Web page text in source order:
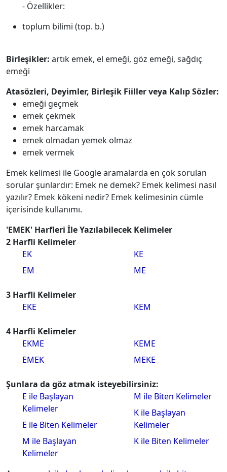
- Özellikler:
toplum bilimi (top. b.)
Birleşikler: artık emek, el emeği, göz emeği, sağdıç
emeği
Atasözleri, Deyimler, Birleşik Fiiller veya Kalıp Sözler:
emeği geçmek
emek çekmek
emek harcamak
emek olmadan yemek olmaz
emek vermek
Emek kelimesi ile Google aramalarda en çok sorulan
sorular şunlardır: Emek ne demek? Emek kelimesi nasıl
yazılır? Emek kökeni nedir? Emek kelimesinin cümle
içerisinde kullanımı.
'EMEK' Harfleri İle Yazılabilecek Kelimeler
2 Harfli Kelimeler
EK
EM
KE
ME
3 Harfli Kelimeler
EKE
KEM
4 Harfli Kelimeler
EKME
EMEK
KEME
MEKE
Şunlara da göz atmak isteyebilirsiniz:
E ile Başlayan
Kelimeler
E ile Biten Kelimeler
M ile Başlayan
Kelimeler
M ile Biten Kelimeler
K ile Başlayan
Kelimeler
K ile Biten Kelimeler